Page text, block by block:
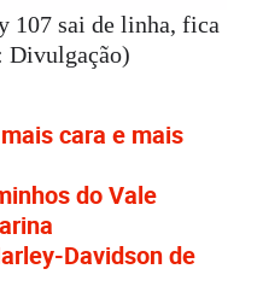
107 sai de linha, fica
Divulgação)
cara e mais
do Vale
Davidson de